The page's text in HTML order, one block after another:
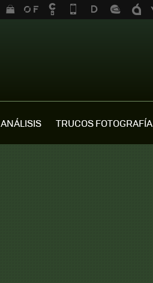
ANÁLISIS TRUCOS FOTOGRAFÍA